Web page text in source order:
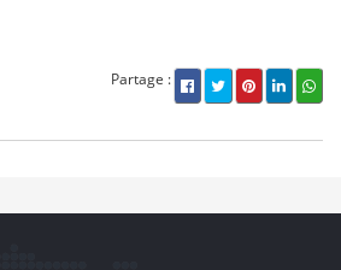
Partage :